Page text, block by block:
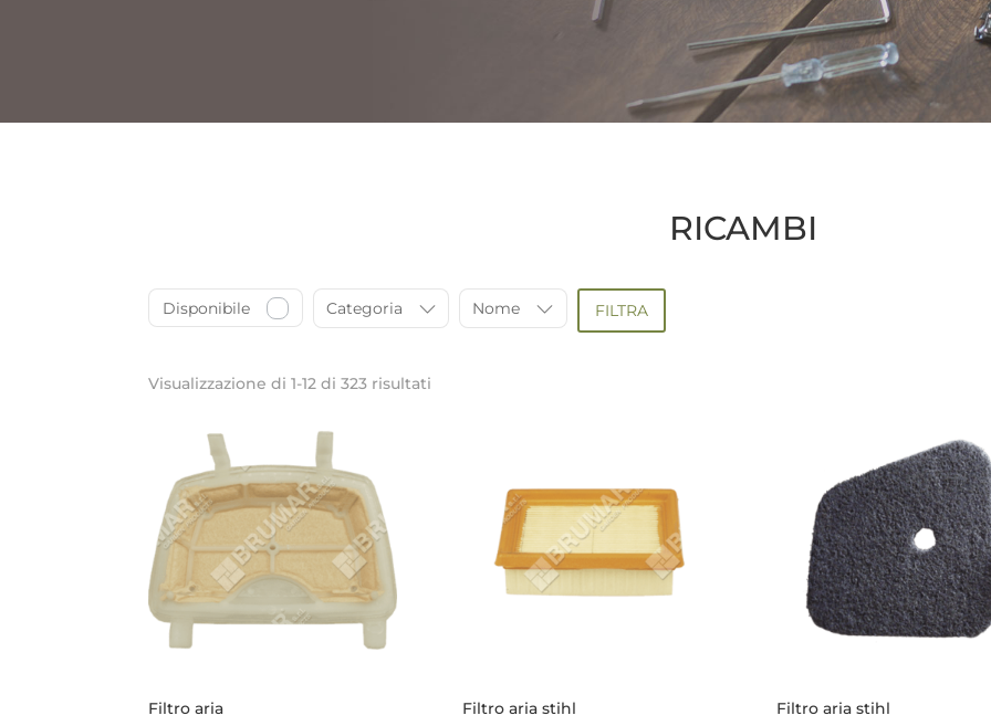
RICAMBI
Disponibile Categoria Nome FILTRA
Visualizzazione di 1-12 di 323 risultati
Filtro aria Filtro aria stihl Filtro aria stihl